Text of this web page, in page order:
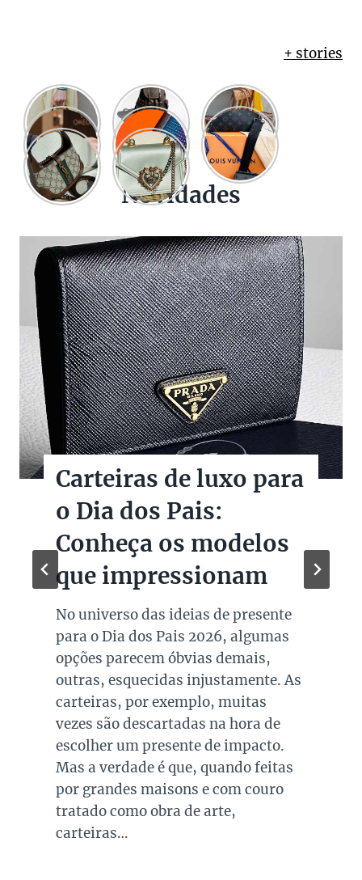
+ stories
Novidades
Carteiras de luxo para
o Dia dos Pais:
Conheça os modelos
que impressionam
No universo das ideias de presente
para o Dia dos Pais 2026, algumas
opções parecem óbvias demais,
outras, esquecidas injustamente. As
carteiras, por exemplo, muitas
vezes são descartadas na hora de
escolher um presente de impacto.
Mas a verdade é que, quando feitas
por grandes maisons e com couro
tratado como obra de arte,
carteiras…